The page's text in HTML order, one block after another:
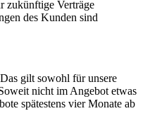
zukünftige Verträge
des Kunden sind
gilt sowohl für unsere
nicht im Angebot etwas
spätestens vier Monate ab